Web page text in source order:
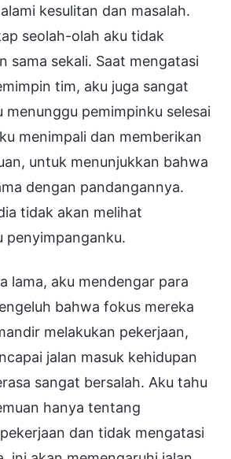
kesulitan dan masalah.
seolah-olah aku tidak
sama sekali. Saat mengatasi
tim, aku juga sangat
pemimpinku selesai
menimpali dan memberikan
untuk menunjukkan bahwa
dengan pandangannya.
tidak akan melihat
penyimpanganku.
lama, aku mendengar para
bahwa fokus mereka
melakukan pekerjaan,
jalan masuk kehidupan
sangat bersalah. Aku tahu
hanya tentang
dan tidak mengatasi